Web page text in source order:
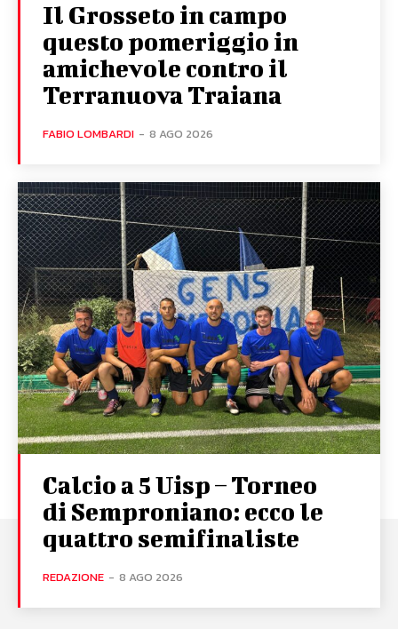
Il Grosseto in campo
questo pomeriggio in
amichevole contro il
Terranuova Traiana
FABIO LOMBARDI - 8 AGO 2026
Calcio a 5 Uisp – Torneo
di Semproniano: ecco le
quattro semifinaliste
REDAZIONE - 8 AGO 2026